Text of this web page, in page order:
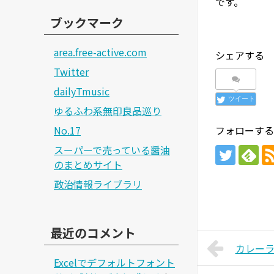
シェアする
ツイート
フォローする
カレー
ブックマーク
area.free-active.com
Twitter
dailyTmusic
ゆるふわ系無印良品巡り
No.17
スーパーで売っている醤油
のまとめサイト
政治情報ライブラリ
最近のコメント
Excelでデフォルトフォント